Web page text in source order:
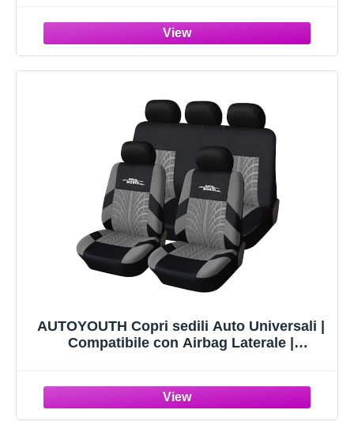
AUTOYOUTH Copri sedili Auto Universali |
Compatibile con Airbag Laterale |